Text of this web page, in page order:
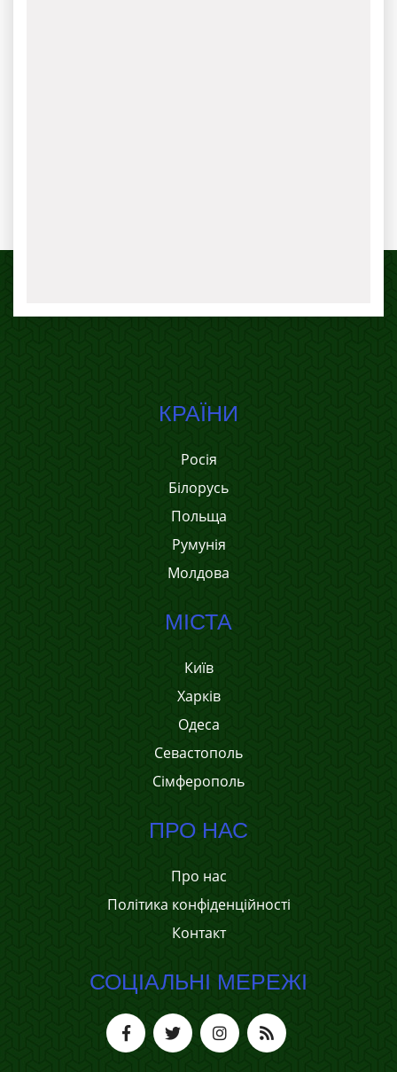
КРАЇНИ
Росія
Білорусь
Польща
Румунія
Молдова
МІСТА
Київ
Харків
Одеса
Севастополь
Сімферополь
ПРО НАС
Про нас
Політика конфіденційності
Контакт
СОЦІАЛЬНІ МЕРЕЖІ